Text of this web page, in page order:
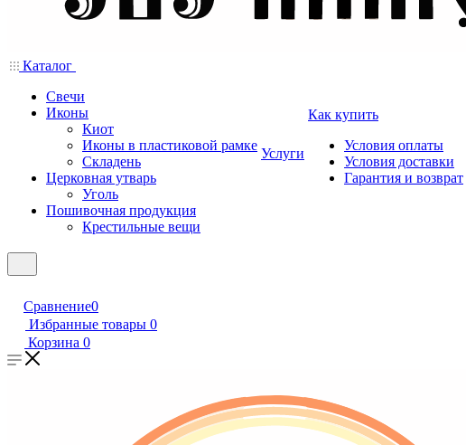
Каталог
Свечи
Иконы
Киот
Иконы в пластиковой рамке
Складень
Церковная утварь
Уголь
Пошивочная продукция
Крестильные вещи
Услуги
Как купить
Условия оплаты
Условия доставки
Гарантия и возврат
Сравнение0
Избранные товары 0
Корзина 0